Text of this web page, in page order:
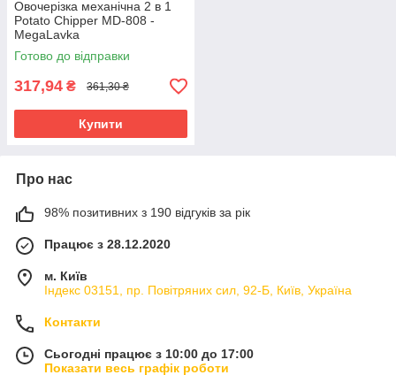
Овочерізка механічна 2 в 1
Potato Chipper MD-808 -
MegaLavka
Готово до відправки
317,94 ₴ 361,30 ₴
Купити
Про нас
98% позитивних з 190 відгуків за рік
Працює з 28.12.2020
м. Київ
Індекс 03151, пр. Повітряних сил, 92-Б, Київ, Україна
Контакти
Сьогодні працює з 10:00 до 17:00
Показати весь графік роботи